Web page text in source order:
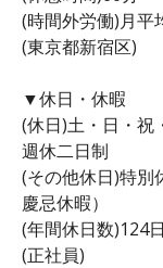
(時間外労働)月平
(東京都新宿区)
▼休日・休暇
(休日)土・日・祝
週休二日制
(その他休日)特別
慶忌休暇）
(年間休日数)124日
(正社員)